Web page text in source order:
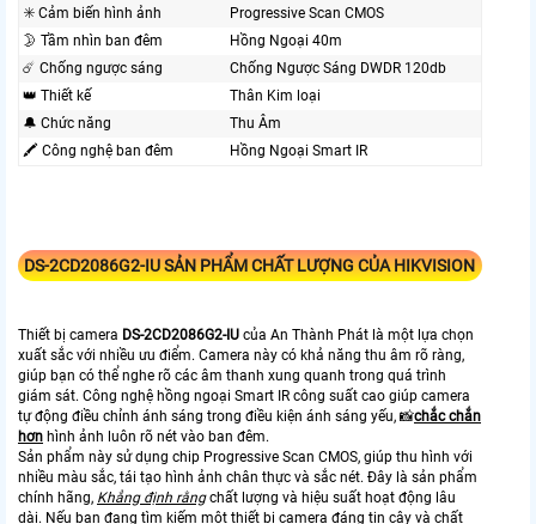
✳️ Cảm biến hình ảnh
Progressive Scan CMOS
🌛 Tầm nhìn ban đêm
Hồng Ngoại 40m
☄️ Chống ngược sáng
Chống Ngược Sáng DWDR 120db
👑 Thiết kế
Thân Kim loại
🔔 Chức năng
Thu Âm
🖍 Công nghệ ban đêm
Hồng Ngoại Smart IR
DS-2CD2086G2-IUSẢN PHẨM CHẤT LƯỢNG CỦA HIKVISION
Thiết bị camera DS-2CD2086G2-IU của An Thành Phát là một lựa chọn
xuất sắc với nhiều ưu điểm. Camera này có khả năng thu âm rõ ràng,
giúp bạn có thể nghe rõ các âm thanh xung quanh trong quá trình
giám sát. Công nghệ hồng ngoại Smart IR công suất cao giúp camera
tự động điều chỉnh ánh sáng trong điều kiện ánh sáng yếu, 📸chắc chắn
hơn hình ảnh luôn rõ nét vào ban đêm.
Sản phẩm này sử dụng chip Progressive Scan CMOS, giúp thu hình với
nhiều màu sắc, tái tạo hình ảnh chân thực và sắc nét. Đây là sản phẩm
chính hãng, Khẳng định rằngchất lượng và hiệu suất hoạt động lâu
dài. Nếu bạn đang tìm kiếm một thiết bị camera đáng tin cậy và chất